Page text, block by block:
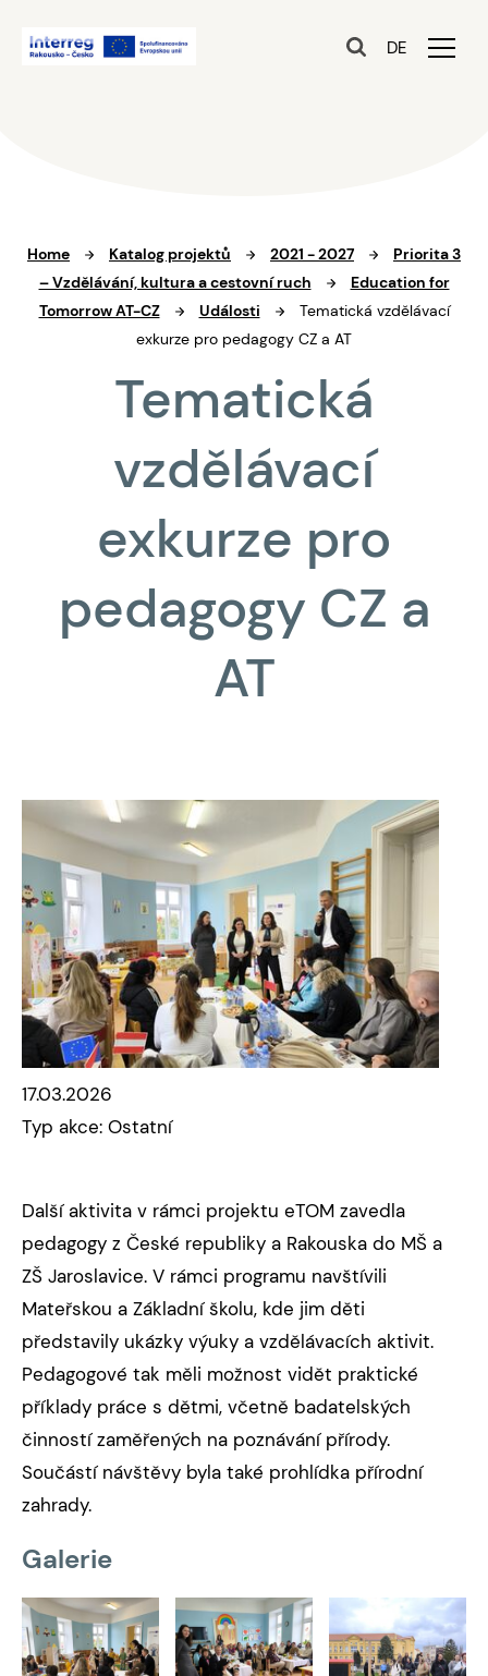
DE
Home Katalog projektů 2021 - 2027
Priorita 3
– Vzdělávání, kultura a cestovní ruch
Education for
Tomorrow AT-CZ
Události
Tematická vzdělávací
exkurze pro pedagogy CZ a AT
Tematická
vzdělávací
exkurze pro
pedagogy CZ a
AT
17.03.2026
Typ akce: Ostatní
Další aktivita v rámci projektu eTOM zavedla
pedagogy z České republiky a Rakouska do MŠ a
ZŠ Jaroslavice. V rámci programu navštívili
Mateřskou a Základní školu, kde jim děti
představily ukázky výuky a vzdělávacích aktivit.
Pedagogové tak měli možnost vidět praktické
příklady práce s dětmi, včetně badatelských
činností zaměřených na poznávání přírody.
Součástí návštěvy byla také prohlídka přírodní
zahrady.
Galerie